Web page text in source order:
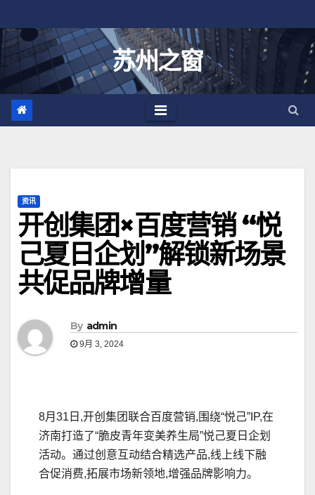
至
苏州之窗
资讯
开创集团×百度营销 “悦
己夏日企划”解锁新场景
共促品牌增量
By admin
9月 3, 2024
8月31日,开创集团联合百度营销,围绕“悦己”IP,在
济南打造了“脆皮青年变美养生局”悦己夏日企划
活动。通过创意互动结合精选产品,线上线下融
合促消费,拓展市场新领地,增强品牌影响力。